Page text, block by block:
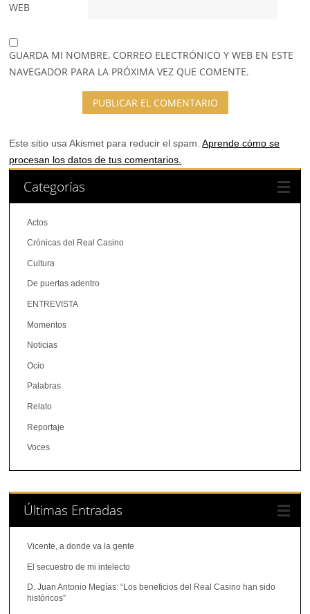
WEB
GUARDA MI NOMBRE, CORREO ELECTRÓNICO Y WEB EN ESTE
NAVEGADOR PARA LA PRÓXIMA VEZ QUE COMENTE.
Este sitio usa Akismet para reducir el spam.Aprende cómo se
procesan los datos de tus comentarios.
Categorías
Actos
Crónicas del Real Casino
Cultura
De puertas adentro
ENTREVISTA
Momentos
Noticias
Ocio
Palabras
Relato
Reportaje
Voces
Últimas Entradas
Vicente, a donde va la gente
El secuestro de mi intelecto
D. Juan Antonio Megías: “Los beneficios del Real Casino han sido
históricos”